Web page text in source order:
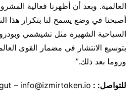
العالمية. وبعد أن أظهرنا فعالية
أصبحنا في وضع يسمح لنا بتكرار هذا
السياحية الشهيرة مثل تشيشمي
بتوسيع الانتشار في مضمار القوى
وروما بعد ذلك.”
للتواصل: :
– info@izmirtoken.io